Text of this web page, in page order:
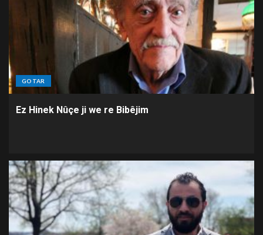
GOTAR
Ez Hinek Nûçe ji we re Bibêjim